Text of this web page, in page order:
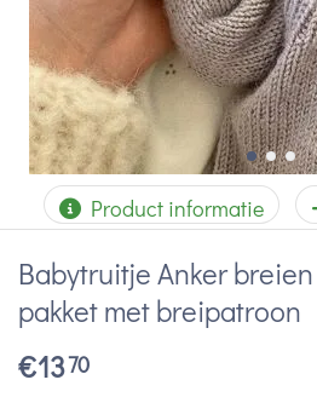
Product informatie
Babytruitje Anker
pakket met breipatroon
€1370